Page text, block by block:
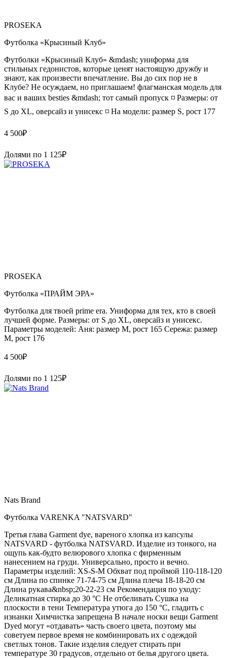
PROSEKA
Футболка «Крысиный Клуб»
Футболки «Крысиный Клуб» &mdash; униформа для
стильных гедонистов, которые ценят настоящую дружбу и
знают, как произвести впечатление. Вы до сих пор не в
Клубе? Не осуждаем, но приглашаем! флагманская модель для
вас и ваших besties &mdash; тот самый пропуск ◽️ Размеры: от
S до XL, оверсайз и унисекс ◽️ На модели: размер S, рост 177
4 500₽
Долями по 1 125₽
PROSEKA
Футболка «ПРАЙМ ЭРА»
Футболка для твоей prime era. Униформа для тех, кто в своей
лучшей форме. Размеры: от S до XL, оверсайз и унисекс.
Параметры моделей: Аня: размер М, рост 165 Сережа: размер
M, рост 176
4 500₽
Долями по 1 125₽
Nats Brand
Футболка VARENKA "NATSVARD"
Третья глава Garment dye, вареного хлопка из капсулы
NATSVARD - футболка NATSVARD. Изделие из тонкого, на
ощупь как-будто велюрового хлопка с фирменным
нанесением на груди. Универсально, просто и вечно.
Параметры изделий: XS-S-M Обхват под проймой 110-118-120
см Длина по спинке 71-74-75 см Длина плеча 18-18-20 см
Длина рукава&nbsp;20-22-23 см Рекомендация по уходу:
Деликатная стирка до 30 °C Не отбеливать Сушка на
плоскости в тени Температура утюга до 150 °C, гладить с
изнанки Химчистка запрещена В начале носки вещи Garment
Dyed могут «отдавать» часть своего цвета, поэтому мы
советуем первое время не комбинировать их с одеждой
светлых тонов. Такие изделия следует стирать при
температуре 30 градусов, отдельно от белья другого цвета.